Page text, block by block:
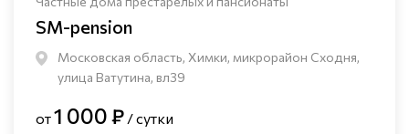
SM-pension
Московская область, Химки, микрорайон Сходня,
улица Ватутина, вл39
от1 000 ₽ / сутки